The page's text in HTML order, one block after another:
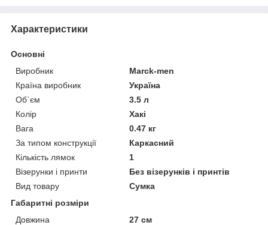
Характеристики
Основні
Виробник
Marck-men
Країна виробник
Україна
Об`єм
3.5 л
Колір
Хакі
Вага
0.47 кг
За типом конструкції
Каркасний
Кількість лямок
1
Візерунки і принти
Без візерунків і принтів
Вид товару
Сумка
Габаритні розміри
Довжина
27 см